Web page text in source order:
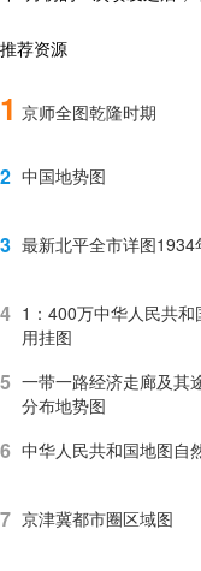
推荐资源
1 京师全图乾隆时期
2 中国地势图
3 最新北平全市详图1934
4 1：400万中华人民共和
用挂图
5 一带一路经济走廊及其
分布地势图
6 中华人民共和国地图自
7 京津冀都市圈区域图